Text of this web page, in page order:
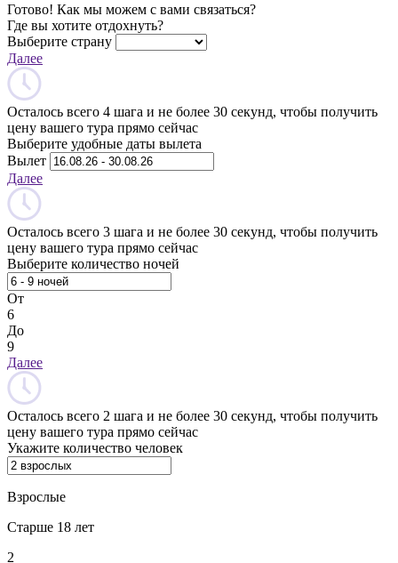
Готово! Как мы можем с вами связаться?
Где вы хотите отдохнуть?
Выберите страну
Далее
Осталось всего 4 шага и не более 30 секунд, чтобы получить
цену вашего тура прямо сейчас
Выберите удобные даты вылета
Вылет
Далее
Осталось всего 3 шага и не более 30 секунд, чтобы получить
цену вашего тура прямо сейчас
Выберите количество ночей
От
6
До
9
Далее
Осталось всего 2 шага и не более 30 секунд, чтобы получить
цену вашего тура прямо сейчас
Укажите количество человек
Взрослые
Старше 18 лет
2